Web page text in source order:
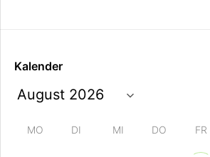
Kalender
MO DI MI DO FR